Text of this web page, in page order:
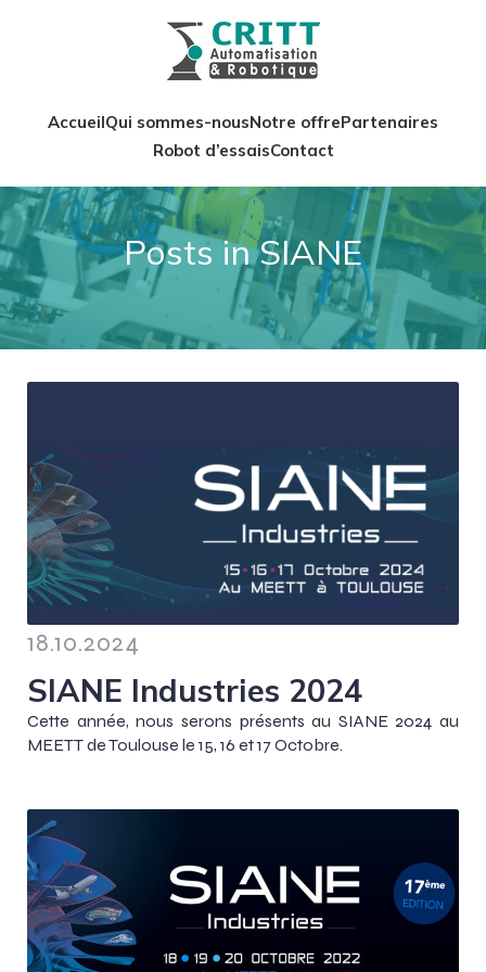
AccueilQui sommes-nousNotre offrePartenaires
Robot d’essaisContact
Posts in SIANE
18.10.2024
SIANE Industries 2024
Cette année, nous serons présents au SIANE 2024 au
MEETT de Toulouse le 15, 16 et 17 Octobre.